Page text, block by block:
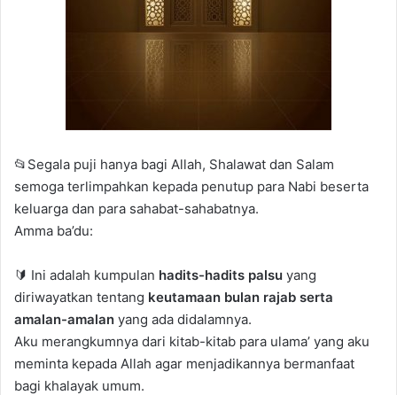
📂Segala puji hanya bagi Allah, Shalawat dan Salam
semoga terlimpahkan kepada penutup para Nabi beserta
keluarga dan para sahabat-sahabatnya.
Amma ba’du:
🔰 Ini adalah kumpulan hadits-hadits palsu yang
diriwayatkan tentang keutamaan bulan rajab serta
amalan-amalan yang ada didalamnya.
Aku merangkumnya dari kitab-kitab para ulama’ yang aku
meminta kepada Allah agar menjadikannya bermanfaat
bagi khalayak umum.